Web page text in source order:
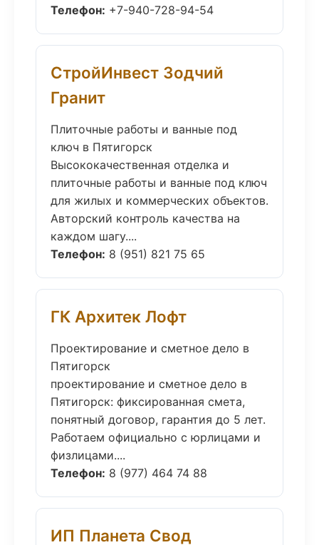
Телефон: +7-940-728-94-54
СтройИнвест Зодчий
Гранит
Плиточные работы и ванные под
ключ в Пятигорск
Высококачественная отделка и
плиточные работы и ванные под ключ
для жилых и коммерческих объектов.
Авторский контроль качества на
каждом шагу....
Телефон: 8 (951) 821 75 65
ГК Архитек Лофт
Проектирование и сметное дело в
Пятигорск
проектирование и сметное дело в
Пятигорск: фиксированная смета,
понятный договор, гарантия до 5 лет.
Работаем официально с юрлицами и
физлицами....
Телефон: 8 (977) 464 74 88
ИП Планета Свод